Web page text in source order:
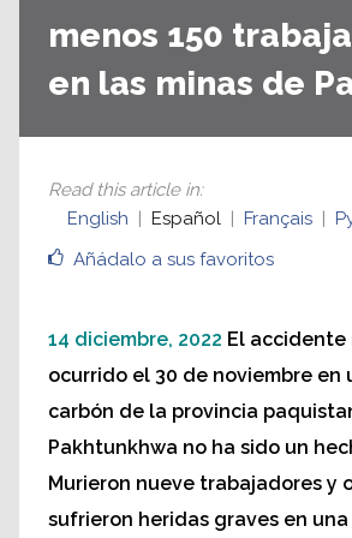
menos 150
en las minas de
Añádalo a sus favoritos
Read this article in:
English
Español Français
14 diciembre, 2022 El
ocurrido el 30 de noviembre en
carbón de la provincia
Pakhtunkhwa no ha sido un
Murieron nueve trabajadores y
sufrieron heridas graves en